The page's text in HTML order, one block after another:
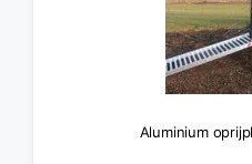
Aluminium